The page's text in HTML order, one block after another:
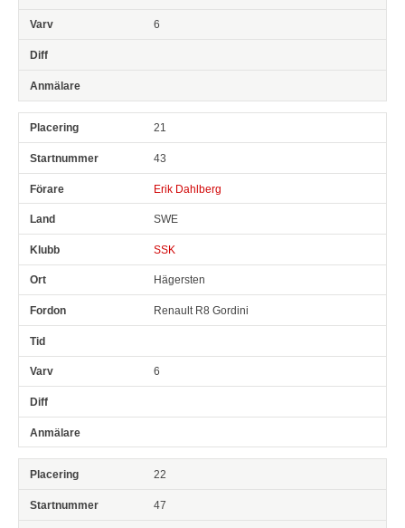
6
21
43
Erik Dahlberg
SWE
SSK
Hägersten
Renault R8 Gordini
6
22
47